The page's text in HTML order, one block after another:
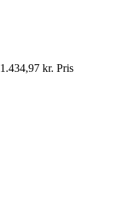
1.434,97 kr. Pris